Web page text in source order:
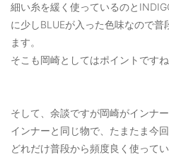
細い糸を緩く使っているのと
に少しBLUEが入った色味なので
ます。
そこも岡崎としてはポイントです
そして、余談ですが岡崎がインナ
インナーと同じ物で、たまたま今
どれだけ普段から頻度良く使って